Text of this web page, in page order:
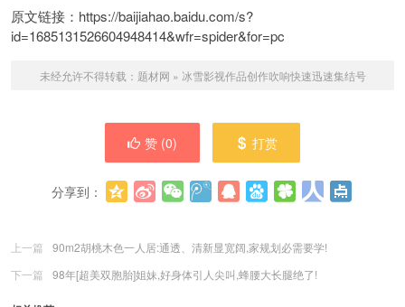
原文链接：https://baijiahao.baidu.com/s?
id=1685131526604948414&wfr=spider&for=pc
未经允许不得转载： 题材网 » 冰雪影视作品创作吹响快速迅速集结号
赞 (0) 打赏
分享到：
上一篇
90m2胡桃木色一人居:通透、清新显宽阔,家规划必需要学!
下一篇
98年[超美双胞胎]姐妹,好身体引人尖叫,蜂腰大长腿绝了!